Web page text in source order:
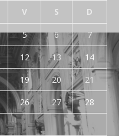
V S D
5 6
7
12 13
14
19 20
21
26 27
28